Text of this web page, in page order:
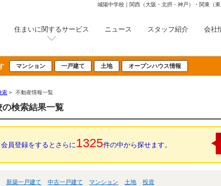
城陽中学校｜関西（大阪・北摂・神戸）・関東（
住まいに関するサービス ニュース スタッフ紹介 会社
マンション 一戸建て 土地 オープンハウス情報
索 > 不動産情報一覧
検索結果一覧
会員登録をするとさらに 1325件の中から探せます。
新築一戸建て 中古一戸建て マンション 土地 投資